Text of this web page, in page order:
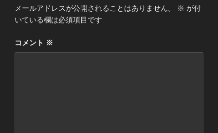
メールアドレスが公開されることはありません。 ※ が付
いている欄は必須項目です
コメント ※